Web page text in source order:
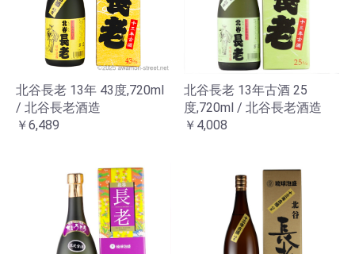
北谷長老 13年 43度,720ml
/ 北谷長老酒造
￥6,489
北谷長老 13年古酒 25
度,720ml / 北谷長老酒造
￥4,008